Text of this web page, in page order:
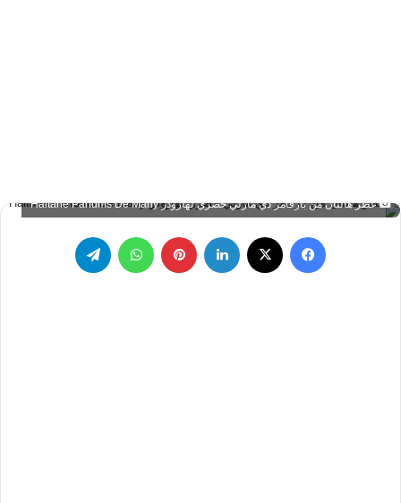
عطر هالتان من بارفامز دي مارلي حصري لهارودز Haltane Parfums De Marly
فيسبوك لينكدإن بينتيريست واتساب